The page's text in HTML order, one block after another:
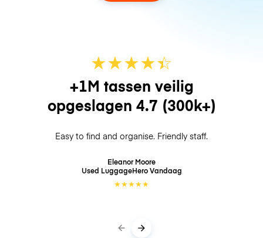
★★★★☆
★
+1M tassen veilig
opgeslagen 4.7 (300k+)
Easy to find and organise. Friendly staff.
Eleanor Moore
Used LuggageHeroVandaag
★★★★★